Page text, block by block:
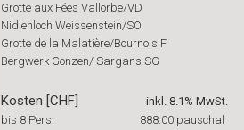
Grotte aux Fées Vallorbe/VD
Nidlenloch Weissenstein/SO
Grotte de la Malatière/Bournois F
Bergwerk Gonzen/ Sargans SG
Kosten [CHF]
inkl. 8.1% MwSt.
bis 8 Pers.
888.00 pauschal